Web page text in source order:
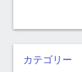
カテゴリー